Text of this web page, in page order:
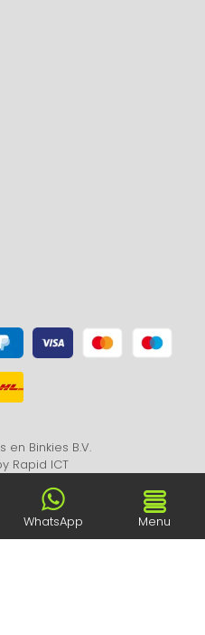
en Binkies B.V.
Rapid ICT
WhatsApp Menu